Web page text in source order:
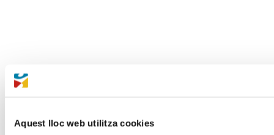
Aquest lloc web utilitza cookies